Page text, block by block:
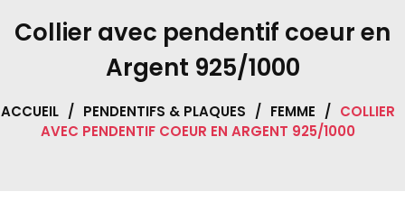
Collier avec pendentif coeur en
Argent 925/1000
ACCUEIL / PENDENTIFS & PLAQUES / FEMME / COLLIER
AVEC PENDENTIF COEUR EN ARGENT 925/1000